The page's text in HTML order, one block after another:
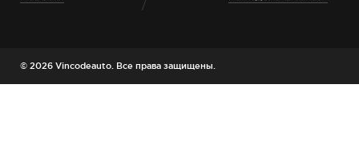
© 2026 Vincodeauto. Все права защищены.